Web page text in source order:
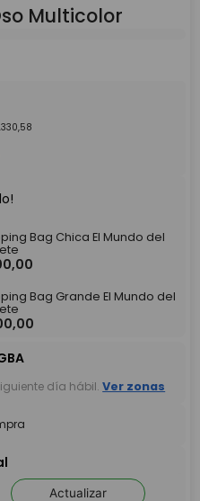
Multicolor
.330,58
Bag Chica El Mundo del
,00
Bag Grande El Mundo del
,00
día hábil. Ver zonas
Actualizar